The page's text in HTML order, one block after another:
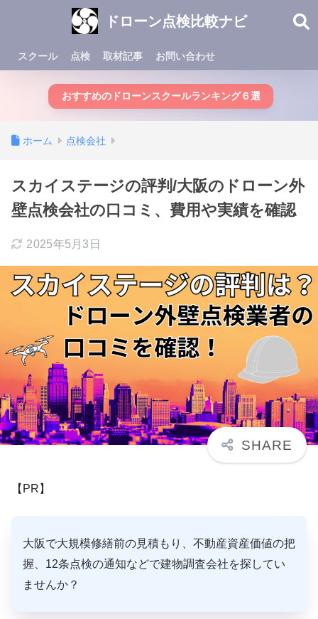
ドローン点検比較ナビ
スクール 点検 取材記事 お問い合わせ
おすすめのドローンスクールランキング６選
ホーム 点検会社
スカイステージの評判/大阪のドローン外
壁点検会社の口コミ、費用や実績を確認
2025年5月3日
【PR】
大阪で大規模修繕前の見積もり、不動産資産価値の把
握、12条点検の通知などで建物調査会社を探してい
ませんか？